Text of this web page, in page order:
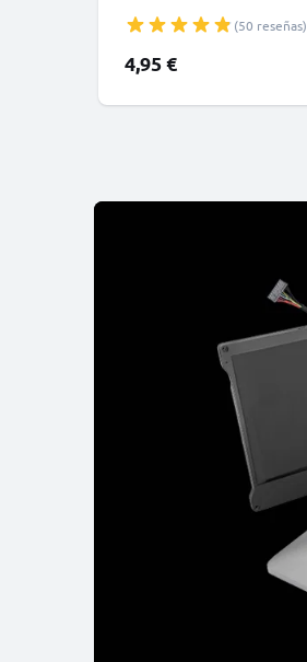
(50 reseñas)
4,95 €